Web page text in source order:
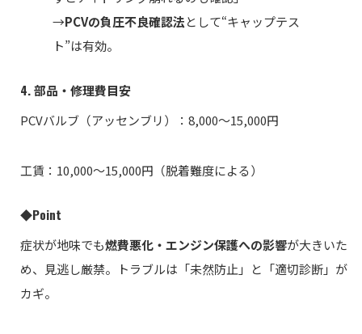
→PCVの負圧不良確認法として“キャップテス
ト”は有効。
4. 部品・修理費目安
PCVバルブ（アッセンブリ）：8,000〜15,000円
工賃：10,000〜15,000円（脱着難度による）
◆Point
症状が地味でも燃費悪化・エンジン保護への影響が大きいた
め、見逃し厳禁。トラブルは「未然防止」と「適切診断」が
カギ。